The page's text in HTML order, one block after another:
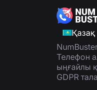
Қазақ
Телефон
ыңғайлы
GDPR